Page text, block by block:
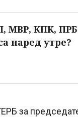
МВР, КПК,
наред утре?
за